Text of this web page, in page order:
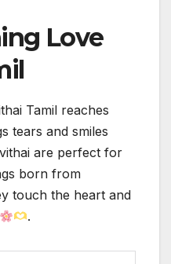
Love
Tamil reaches
tears and smiles
are perfect for
born from
touch the heart and
.